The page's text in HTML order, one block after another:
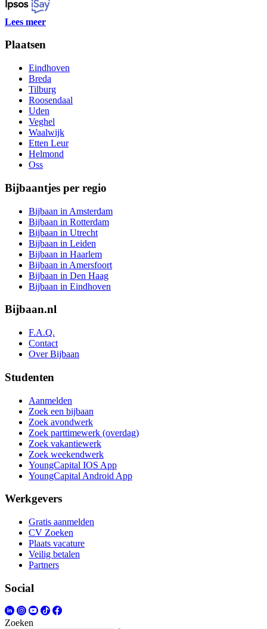
Lees meer
Plaatsen
Eindhoven
Breda
Tilburg
Roosendaal
Uden
Veghel
Waalwijk
Etten Leur
Helmond
Oss
Bijbaantjes per regio
Bijbaan in Amsterdam
Bijbaan in Rotterdam
Bijbaan in Utrecht
Bijbaan in Leiden
Bijbaan in Haarlem
Bijbaan in Amersfoort
Bijbaan in Den Haag
Bijbaan in Eindhoven
Bijbaan.nl
F.A.Q.
Contact
Over Bijbaan
Studenten
Aanmelden
Zoek een bijbaan
Zoek avondwerk
Zoek parttimewerk (overdag)
Zoek vakantiewerk
Zoek weekendwerk
YoungCapital IOS App
YoungCapital Android App
Werkgevers
Gratis aanmelden
CV Zoeken
Plaats vacature
Veilig betalen
Partners
Social
Zoeken